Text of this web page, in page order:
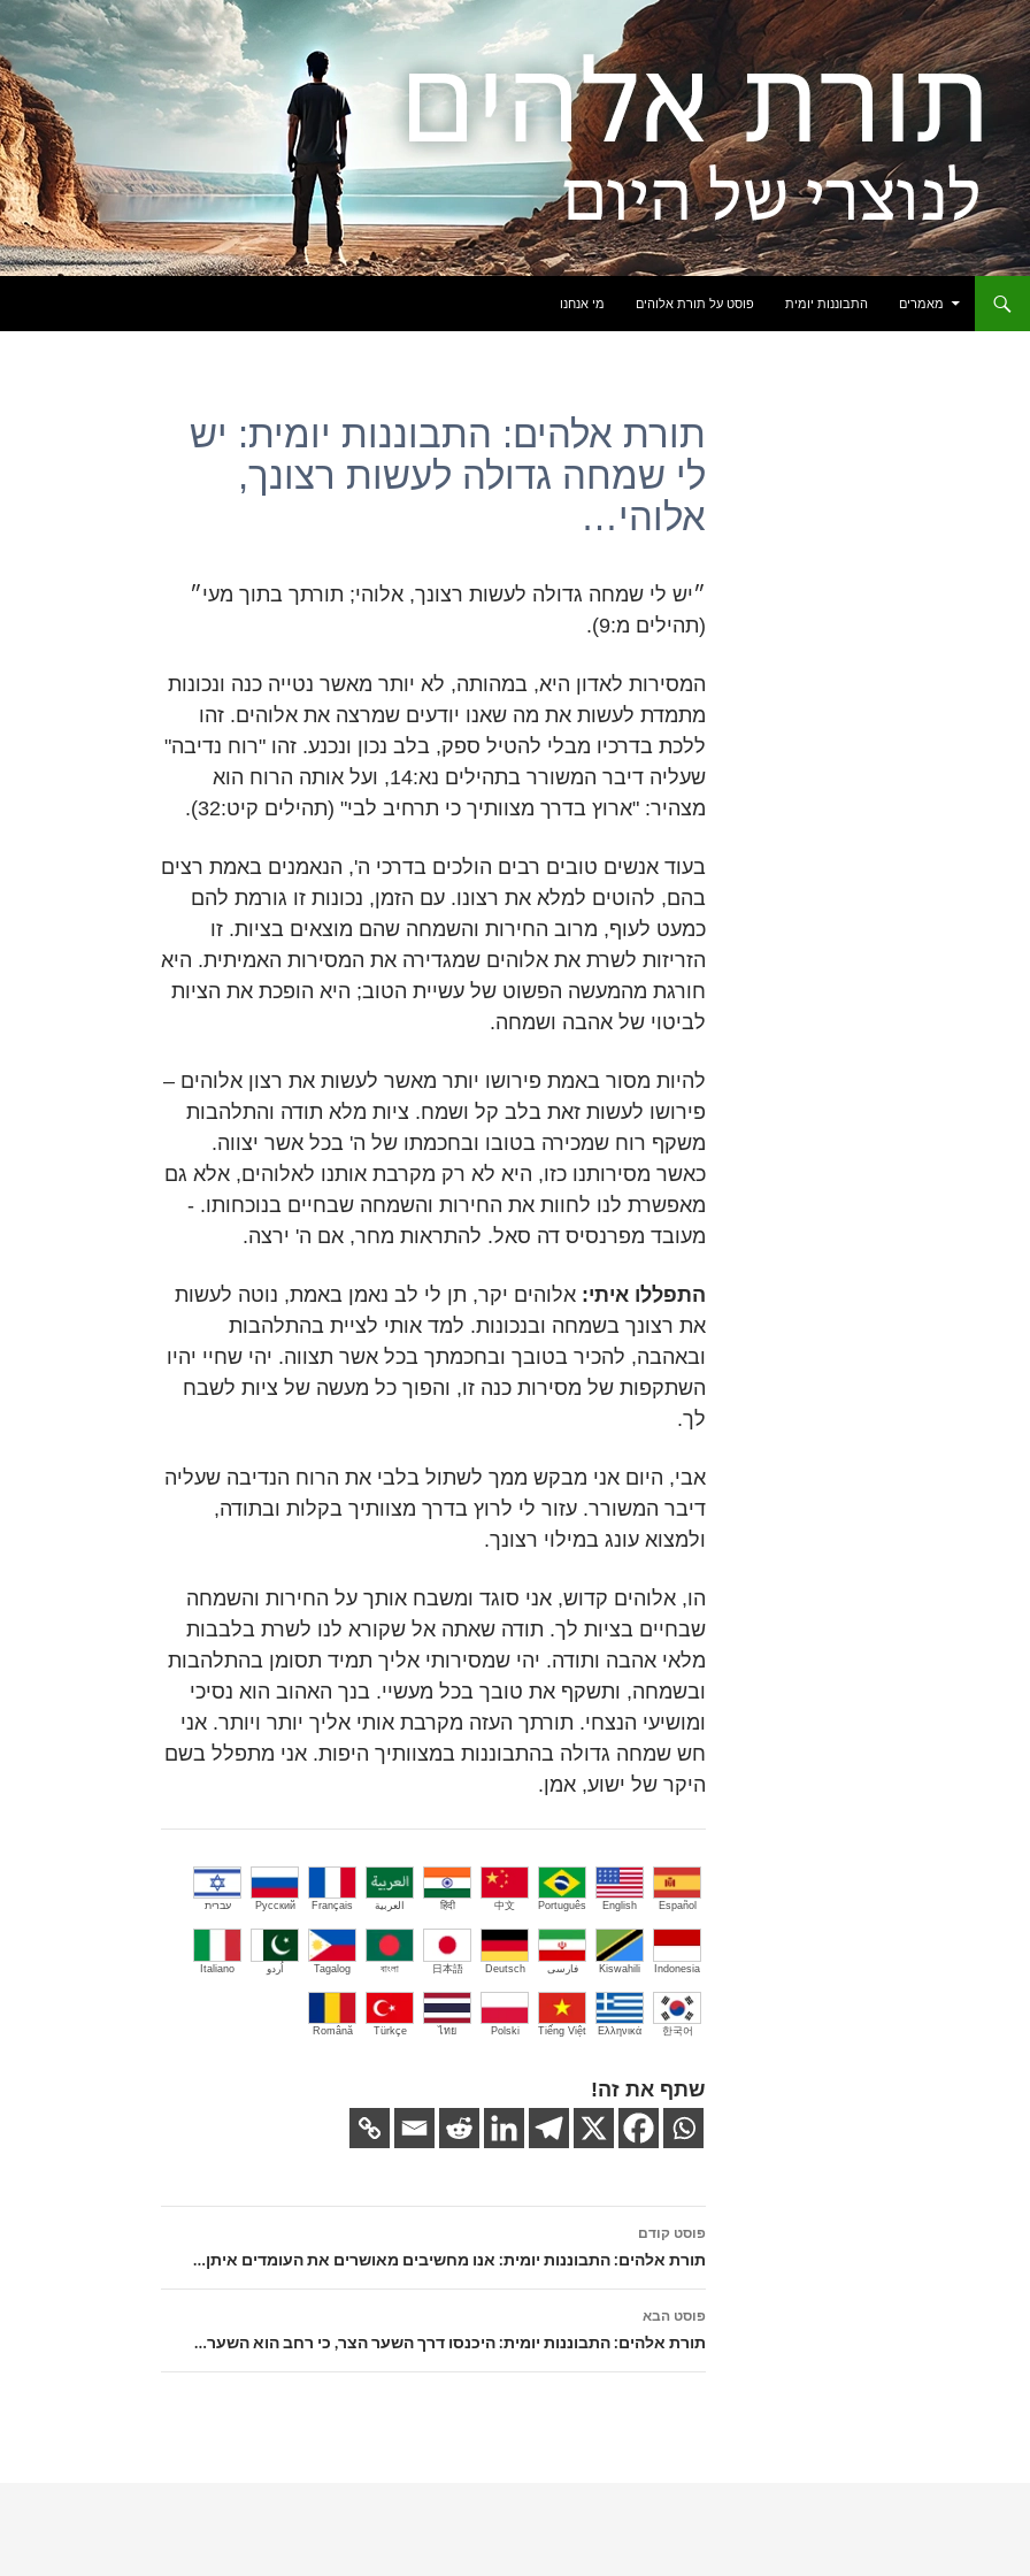
מאמרים
התבוננות יומית פוסט על תורת אלוהים מי אנחנו
תורת אלהים: התבוננות יומית: יש
לי שמחה גדולה לעשות רצונך,
אלוהי…
״יש לי שמחה גדולה לעשות רצונך, אלוהי; תורתך בתוך מעי״
(תהילים מ:9).
המסירות לאדון היא, במהותה, לא יותר מאשר נטייה כנה ונכונות
מתמדת לעשות את מה שאנו יודעים שמרצה את אלוהים. זהו
ללכת בדרכיו מבלי להטיל ספק, בלב נכון ונכנע. זהו "רוח נדיבה"
שעליה דיבר המשורר בתהילים נא:14, ועל אותה הרוח הוא
מצהיר: "ארוץ בדרך מצוותיך כי תרחיב לבי" (תהילים קיט:32).
בעוד אנשים טובים רבים הולכים בדרכי ה', הנאמנים באמת רצים
בהם, להוטים למלא את רצונו. עם הזמן, נכונות זו גורמת להם
כמעט לעוף, מרוב החירות והשמחה שהם מוצאים בציות. זו
הזריזות לשרת את אלוהים שמגדירה את המסירות האמיתית. היא
חורגת מהמעשה הפשוט של עשיית הטוב; היא הופכת את הציות
לביטוי של אהבה ושמחה.
להיות מסור באמת פירושו יותר מאשר לעשות את רצון אלוהים –
פירושו לעשות זאת בלב קל ושמח. ציות מלא תודה והתלהבות
משקף רוח שמכירה בטובו ובחכמתו של ה' בכל אשר יצווה.
כאשר מסירותנו כזו, היא לא רק מקרבת אותנו לאלוהים, אלא גם
מאפשרת לנו לחוות את החירות והשמחה שבחיים בנוכחותו. -
מעובד מפרנסיס דה סאל. להתראות מחר, אם ה' ירצה.
התפללו איתי: אלוהים יקר, תן לי לב נאמן באמת, נוטה לעשות
את רצונך בשמחה ובנכונות. למד אותי לציית בהתלהבות
ובאהבה, להכיר בטובך ובחכמתך בכל אשר תצווה. יהי שחיי יהיו
השתקפות של מסירות כנה זו, והפוך כל מעשה של ציות לשבח
לך.
אבי, היום אני מבקש ממך לשתול בלבי את הרוח הנדיבה שעליה
דיבר המשורר. עזור לי לרוץ בדרך מצוותיך בקלות ובתודה,
ולמצוא עונג במילוי רצונך.
הו, אלוהים קדוש, אני סוגד ומשבח אותך על החירות והשמחה
שבחיים בציות לך. תודה שאתה אל שקורא לנו לשרת בלבבות
מלאי אהבה ותודה. יהי שמסירותי אליך תמיד תסומן בהתלהבות
ובשמחה, ותשקף את טובך בכל מעשיי. בנך האהוב הוא נסיכי
ומושיעי הנצחי. תורתך העזה מקרבת אותי אליך יותר ויותר. אני
חש שמחה גדולה בהתבוננות במצוותיך היפות. אני מתפלל בשם
היקר של ישוע, אמן.
Español
English
Português
中文
हिंदी العربية Français
Русский עברית
Indonesia
Kiswahili فارسی Deutsch
日本語
বাংলা
Tagalog اُردو Italiano
한국어
Ελληνικά
Tiếng Việt
Polski
ไทย
Türkçe
Română
שתף את זה!
ניווט
בפוסטים
פוסט קודם
תורת אלהים: התבוננות יומית: אנו מחשיבים מאושרים את העומדים איתן…
פוסט הבא
תורת אלהים: התבוננות יומית: היכנסו דרך השער הצר, כי רחב הוא השער…